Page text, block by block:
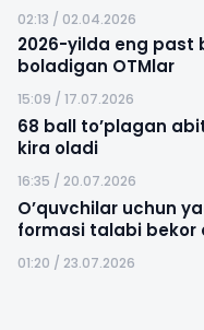
02:13 / 02.04.2026
2026-yilda eng past
boladigan OTMlar
15:09 / 17.07.2026
68 ball to’plagan
kira oladi
16:35 / 20.07.2026
O’quvchilar uchun
formasi talabi bekor
01:20 / 23.07.2026